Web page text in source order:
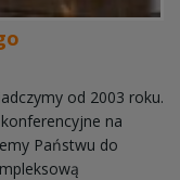
od 2003 roku.
na
Państwu do